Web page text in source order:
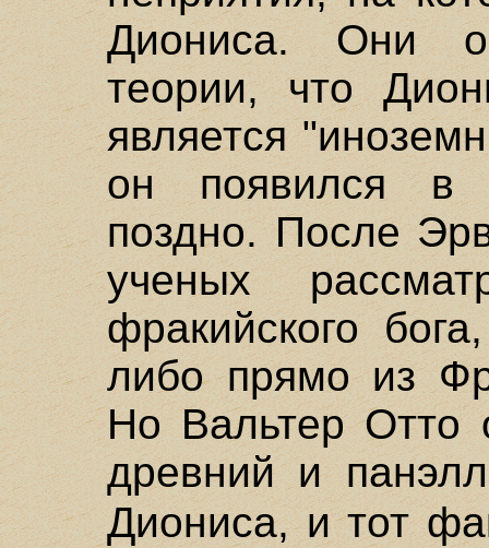
Диониса. Они
теории, что
является
он появился в
поздно. После
ученых
фракийского
либо прямо из
Но Вальтер Отто
древний и
Диониса, и тот